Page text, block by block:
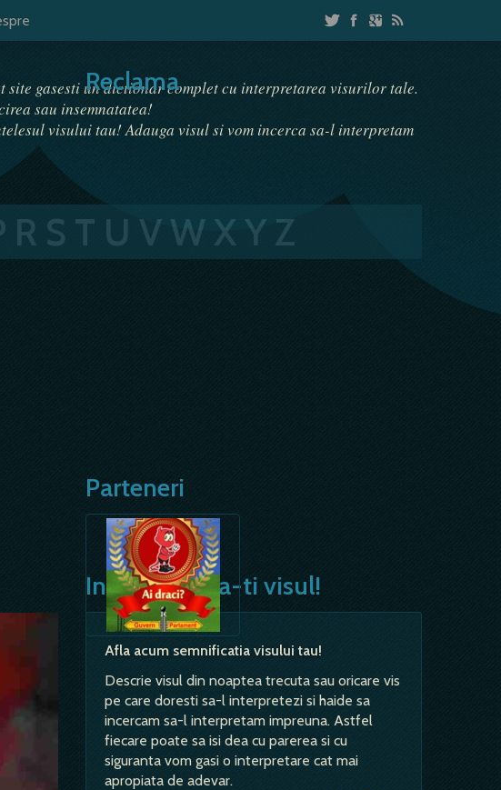
site gasesti un dictionar complet cu interpretarea visurilor tale.
sau insemnatatea!
visului tau! Adauga visul si vom incerca sa-l interpretam
R S T U VW XY Z
Interpreteaza-ti visul!
Afla acum semnificatia visului tau!
Descrie visul din noaptea trecuta sau oricare vis
pe care doresti sa-l interpretezi si haide sa
incercam sa-l interpretam impreuna. Astfel
fiecare poate sa isi dea cu parerea si cu
siguranta vom gasi o interpretare cat mai
apropiata de adevar.
Reclama
Parteneri